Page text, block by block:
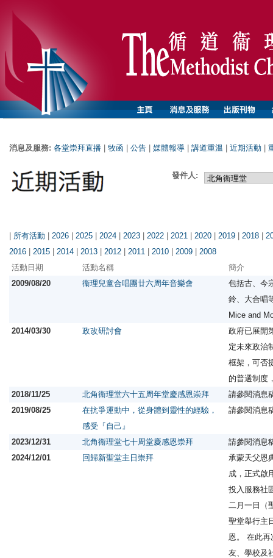
消息及服務: 各堂崇拜直播 牧函 公告 媒體報導 講道重溫 近期活動
發件人:
| 所有活動 | 2026 | 2025 | 2024 | 2023 | 2022 | 2021 | 2020 | 2019 | 2018 |
2016 | 2015 | 2014 | 2013 | 2012 | 2011 | 2010 | 2009 | 2008
活動日期
活動名稱
簡介
2009/08/20
衞理兒童合唱團廿六周年音樂會
包括古、今
鈴、大合唱
Mice and
2014/03/30
政改研討會
政府已展開
定未來政治
框架，可否
的普選制度
2018/11/25
北角衞理堂六十五周年堂慶感恩崇拜
請參閱消息
2019/08/25
在抗爭運動中，從身體到靈性的經驗，
感受『自己』
請參閱消息
2023/12/31 北角衞理堂七十周堂慶感恩崇拜
請參閱消息
2024/12/01
回歸新聖堂主日崇拜
承蒙天父恩
成，正式啟
投入服務社
二月一日（
聖堂舉行主
恩。 在此
友、學校及